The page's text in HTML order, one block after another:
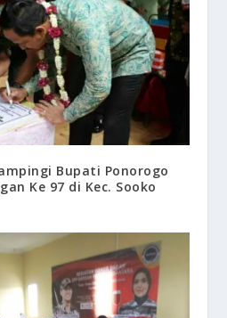
Bupati Ponorogo
Ke 97 di Kec. Sooko